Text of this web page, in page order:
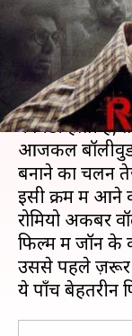
लेखन प्रदीप मौर्य Apr 04,
क्या है खबर?
बॉलीवुड में हर
कॉमेडी होती हैं,
आजकल बॉलीवुड
बनाने का चलन
इसी क्रम में आने
रोमियो अकबर
फिल्म में जॉन के
उससे पहले ज़रूर